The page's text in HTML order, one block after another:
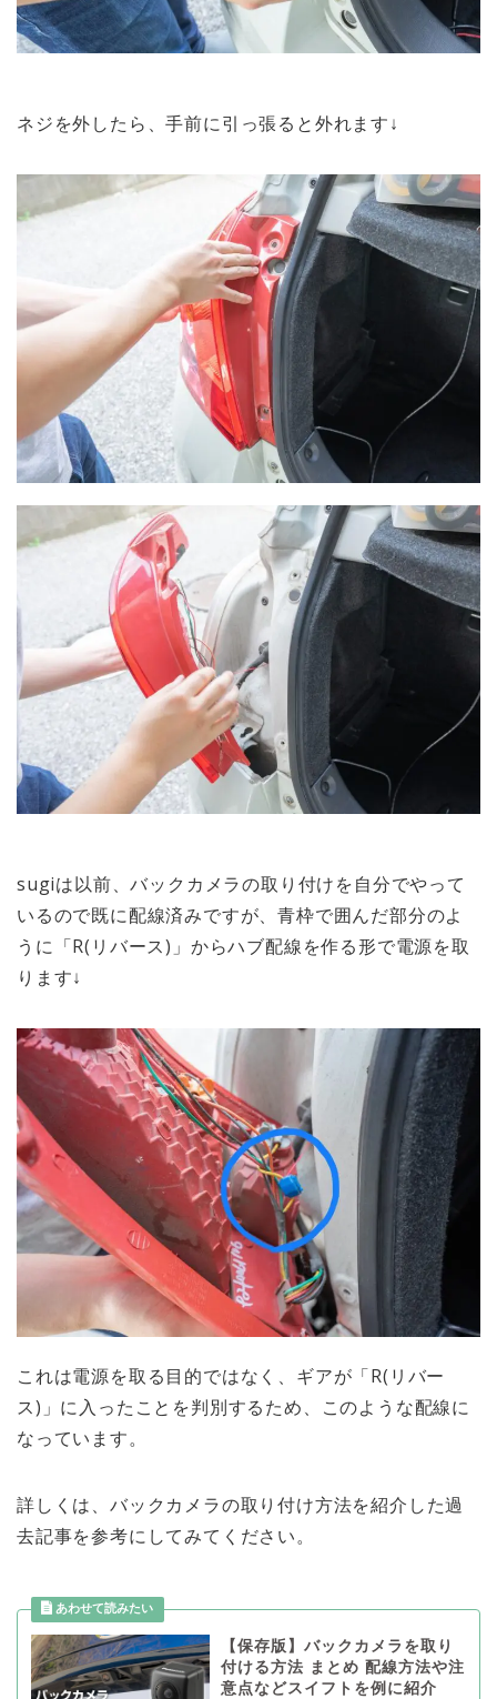
ネジを外したら、手前に引っ張ると外れます↓
sugiは以前、バックカメラの取り付けを自分でやって
いるので既に配線済みですが、青枠で囲んだ部分のよ
うに 「R(リバース)」からハブ配線を作る形で電源を取
ります↓
これは電源を取る目的ではなく、ギアが 「R(リバー
ス)」 に入ったことを判別するため、このような配線に
なっています。
詳しくは、バックカメラの取り付け方法を紹介した過
去記事を参考にしてみてください。
【保存版】バックカメラを取り
付ける方法 まとめ 配線方法や注
意点などスイフトを例に紹介